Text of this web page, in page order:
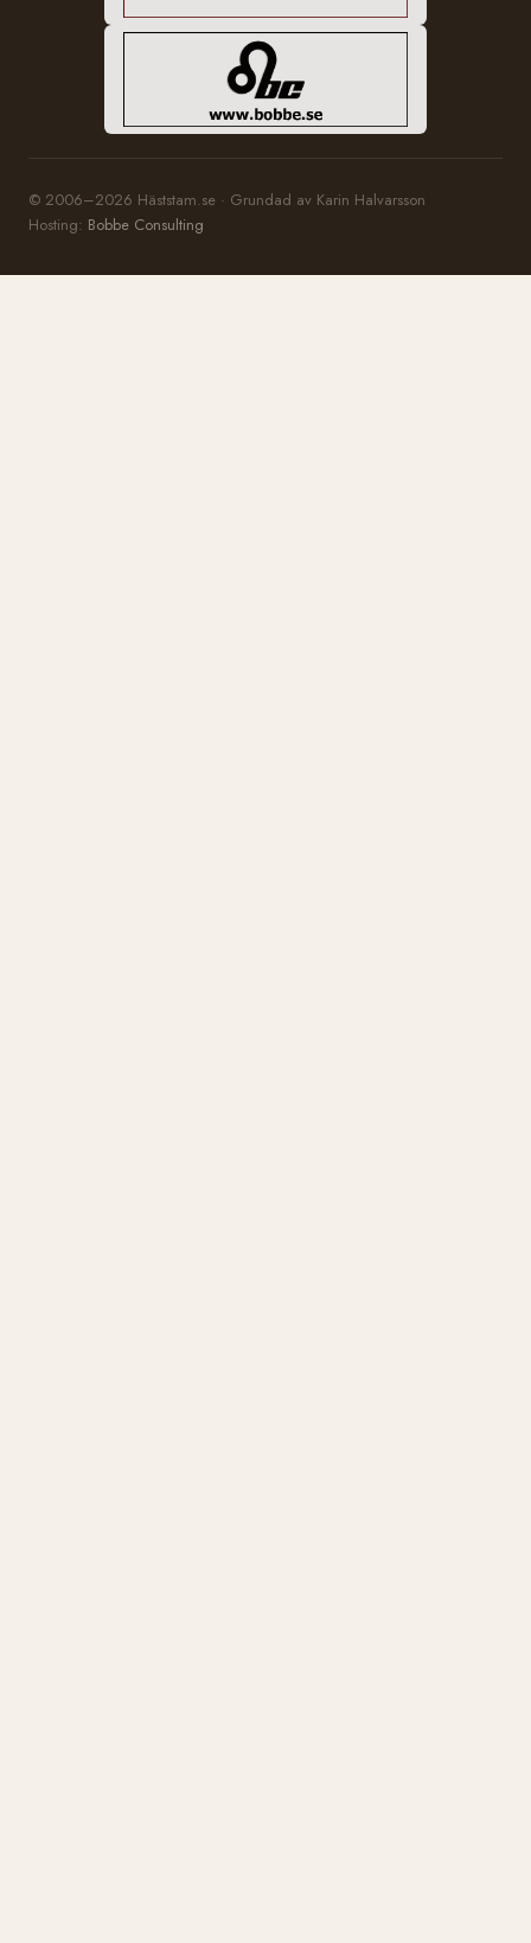
© 2006–2026 Häststam.se · Grundad av Karin Halvarsson
Hosting: Bobbe Consulting